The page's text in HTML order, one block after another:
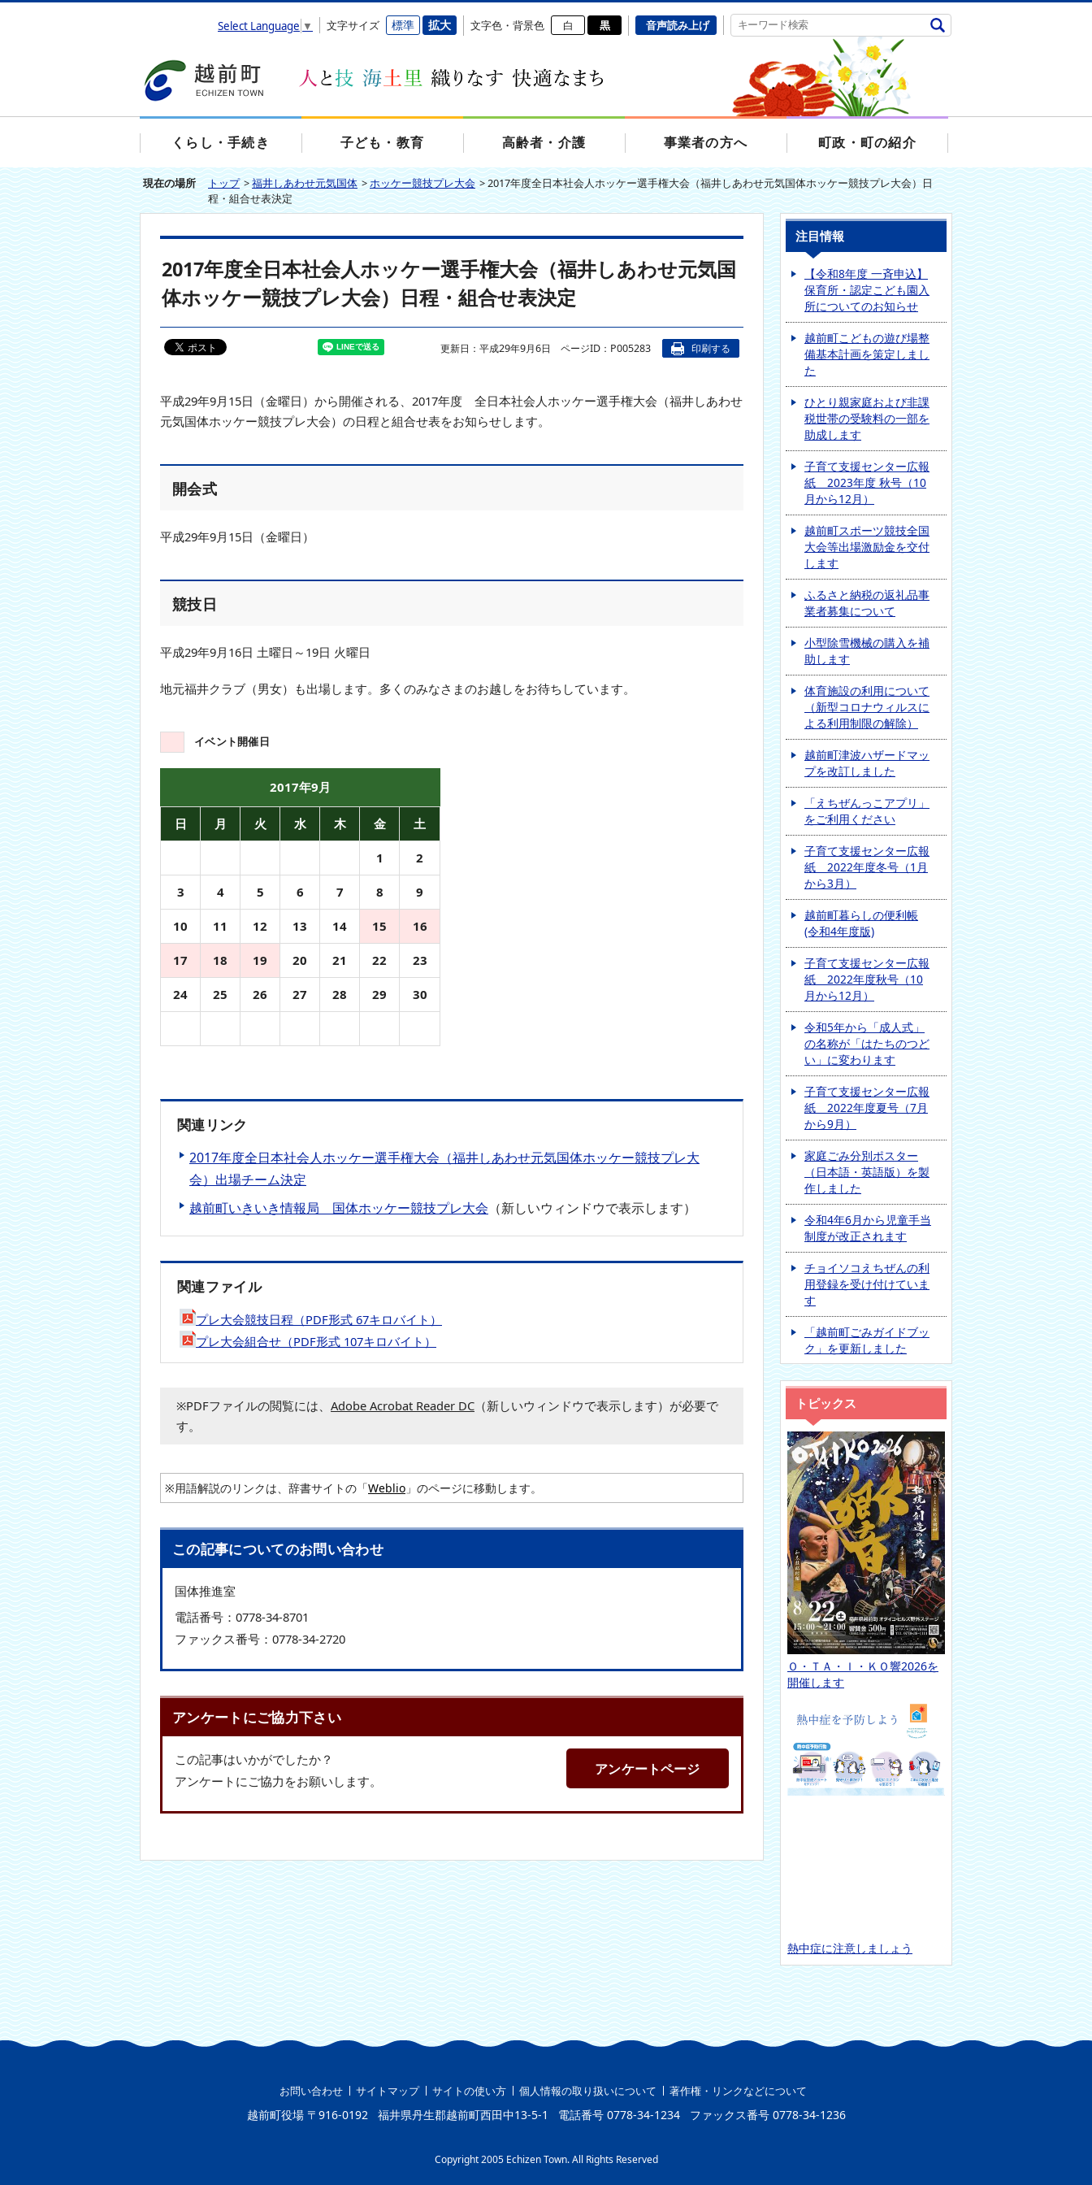
ー
キ
ー
で
、
ナ
ビ
ゲ
ー
シ
Select Language ▼ 文字サイズ 標準 拡大 文字色・背景色 白 黒 音声読み上げ
くらし・手続き 子ども・教育 高齢者・介護 事業者の方へ 町政・町の紹介
現在の場所 トップ>福井しあわせ元気国体>ホッケー競技プレ大会>2017年度全日本社会人ホッケー選手権大会（福井しあわせ元気国体ホッケー競技プレ大会）日
程・組合せ表決定
2017年度全日本社会人ホッケー選手権大会（福井しあわせ元気国
体ホッケー競技プレ大会）日程・組合せ表決定
更新日：平成29年9月6日 ページID：P005283 印刷する
平成29年9月15日（金曜日）から開催される、2017年度 全日本社会人ホッケー選手権大会（福井しあわせ
元気国体ホッケー競技プレ大会）の日程と組合せ表をお知らせします。
開会式
平成29年9月15日（金曜日）
競技日
平成29年9月16日 土曜日～19日 火曜日
地元福井クラブ（男女）も出場します。多くのみなさまのお越しをお待ちしています。
イベント開催日
2017年9月
日 月 火 水 木 金 土
1 2
3 4 5 6 7 8 9
10 11 12 13 14 15 16
17 18 19 20 21 22 23
24 25 26 27 28 29 30
関連リンク
2017年度全日本社会人ホッケー選手権大会（福井しあわせ元気国体ホッケー競技プレ大
会）出場チーム決定
越前町いきいき情報局 国体ホッケー競技プレ大会 （新しいウィンドウで表示します）
関連ファイル
プレ大会競技日程（PDF形式 67キロバイト）
プレ大会組合せ（PDF形式 107キロバイト）
※PDFファイルの閲覧には、 Adobe Acrobat Reader DC （新しいウィンドウで表示します）が必要で
す。
※用語解説のリンクは、辞書サイトの「Weblio 」のページに移動します。
この記事についてのお問い合わせ
国体推進室
電話番号： 0778-34-8701
ファックス番号： 0778-34-2720
アンケートにご協力下さい
この記事はいかがでしたか？
アンケートにご協力をお願いします。
アンケートページ
注目情報
【令和8年度 一斉申込】
保育所・認定こども園入
所についてのお知らせ
越前町こどもの遊び場整
備基本計画を策定しまし
た
ひとり親家庭および非課
税世帯の受験料の一部を
助成します
子育て支援センター広報
紙 2023年度 秋号（10
月から12月）
越前町スポーツ競技全国
大会等出場激励金を交付
します
ふるさと納税の返礼品事
業者募集について
小型除雪機械の購入を補
助します
体育施設の利用について
（新型コロナウィルスに
よる利用制限の解除）
越前町津波ハザードマッ
プを改訂しました
「えちぜんっこアプリ」
をご利用ください
子育て支援センター広報
紙 2022年度冬号（1月
から3月）
越前町暮らしの便利帳
(令和4年度版)
子育て支援センター広報
紙 2022年度秋号（10
月から12月）
令和5年から「成人式」
の名称が「はたちのつど
い」に変わります
子育て支援センター広報
紙 2022年度夏号（7月
から9月）
家庭ごみ分別ポスター
（日本語・英語版）を製
作しました
令和4年6月から児童手当
制度が改正されます
チョイソコえちぜんの利
用登録を受け付けていま
す
「越前町ごみガイドブッ
ク」を更新しました
トピックス
Ｏ・ＴＡ・Ｉ・ＫＯ響2026を
開催します
熱中症に注意しましょう
お問い合わせ サイトマップ サイトの使い方 個人情報の取り扱いについて 著作権・リンクなどについて
越前町役場 〒916-0192 福井県丹生郡越前町西田中13-5-1 電話番号 0778-34-1234 ファックス番号 0778-34-1236
Copyright 2005 Echizen Town. All Rights Reserved